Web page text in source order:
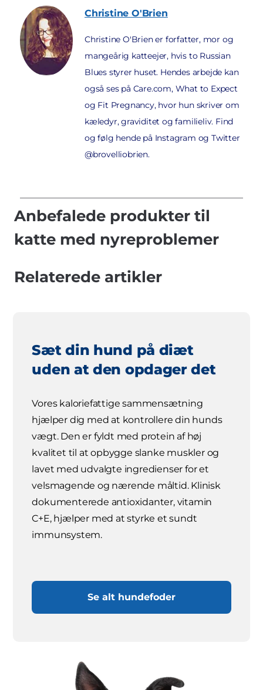
Christine O'Brien
Christine O'Brien er forfatter, mor og
mangeårig katteejer, hvis to Russian
Blues styrer huset. Hendes arbejde kan
også ses på Care.com, What to Expect
og Fit Pregnancy, hvor hun skriver om
kæledyr, graviditet og familieliv. Find
og følg hende på Instagram og Twitter
@brovelliobrien.
Anbefalede produkter til
katte med nyreproblemer
Relaterede artikler
Sæt din hund på diæt
uden at den opdager det
Vores kaloriefattige sammensætning
hjælper dig med at kontrollere din hunds
vægt. Den er fyldt med protein af høj
kvalitet til at opbygge slanke muskler og
lavet med udvalgte ingredienser for et
velsmagende og nærende måltid. Klinisk
dokumenterede antioxidanter, vitamin
C+E, hjælper med at styrke et sundt
immunsystem.
Se alt hundefoder